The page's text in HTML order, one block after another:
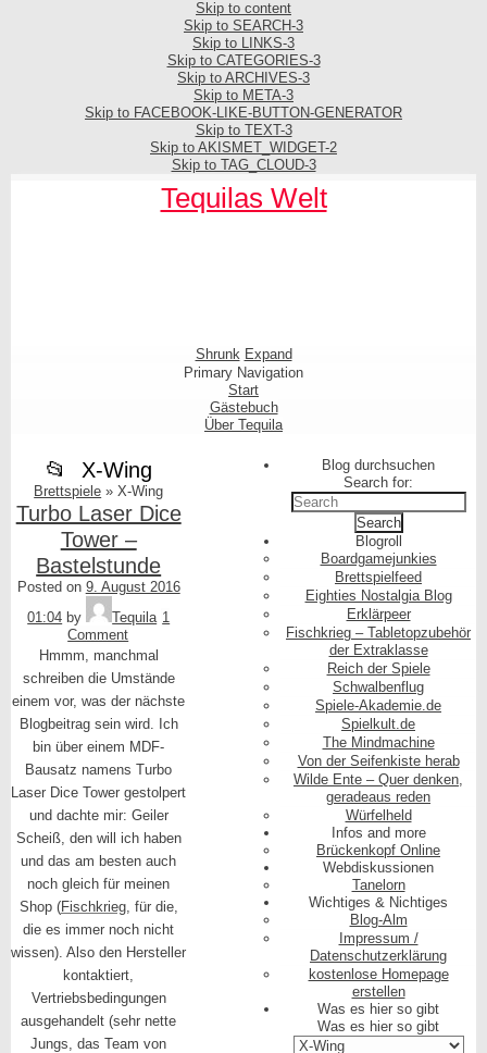
Skip to content
Skip to SEARCH-3
Skip to LINKS-3
Skip to CATEGORIES-3
Skip to ARCHIVES-3
Skip to META-3
Skip to FACEBOOK-LIKE-BUTTON-GENERATOR
Skip to TEXT-3
Skip to AKISMET_WIDGET-2
Skip to TAG_CLOUD-3
Tequilas Welt
Shrunk Expand
Primary Navigation
Start
Gästebuch
Über Tequila
X-Wing
Brettspiele »X-Wing
Turbo Laser Dice
Tower –
Bastelstunde
Posted on 9. August 2016
01:04 by Tequila 1
Comment
Hmmm, manchmal
schreiben die Umstände
einem vor, was der nächste
Blogbeitrag sein wird. Ich
bin über einem MDF-
Bausatz namens Turbo
Laser Dice Tower gestolpert
und dachte mir: Geiler
Scheiß, den will ich haben
und das am besten auch
noch gleich für meinen
Shop (Fischkrieg, für die,
die es immer noch nicht
wissen). Also den Hersteller
kontaktiert,
Vertriebsbedingungen
ausgehandelt (sehr nette
Jungs, das Team von
Blog durchsuchen
Search for:
Blogroll
Boardgamejunkies
Brettspielfeed
Eighties Nostalgia Blog
Erklärpeer
Fischkrieg – Tabletopzubehör
der Extraklasse
Reich der Spiele
Schwalbenflug
Spiele-Akademie.de
Spielkult.de
The Mindmachine
Von der Seifenkiste herab
Wilde Ente – Quer denken,
geradeaus reden
Würfelheld
Infos and more
Brückenkopf Online
Webdiskussionen
Tanelorn
Wichtiges & Nichtiges
Blog-Alm
Impressum /
Datenschutzerklärung
kostenlose Homepage
erstellen
Was es hier so gibt
Was es hier so gibt